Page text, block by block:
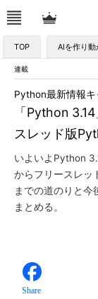
TOP AIを作り
連載
「Python
スレッド版
Python最新情報
いよいよPython
からフリースレッ
までの道のりと今
まとめる。
Share